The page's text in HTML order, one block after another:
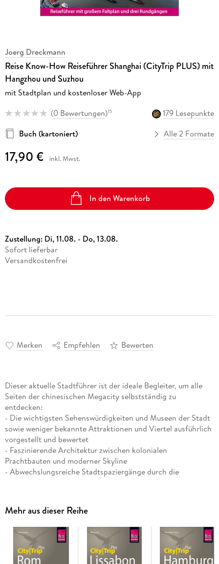
Joerg Dreckmann
Reise Know-How Reiseführer Shanghai (CityTrip PLUS) mit
Hangzhou und Suzhou
mit Stadtplan und kostenloser Web-App
(0 Bewertungen)15
179 Lesepunkte
Buch (kartoniert)
Alle 2 Formate
17,90 € inkl. Mwst.
In den Warenkorb
Zustellung: Di, 11.08. - Do, 13.08.
Sofort lieferbar
Versandkostenfrei
Merken Empfehlen Bewerten
Dieser aktuelle Stadtführer ist der ideale Begleiter, um alle
Seiten der chinesischen Megacity selbstständig zu
entdecken:
- Die wichtigsten Sehenswürdigkeiten und Museen der Stadt
sowie weniger bekannte Attraktionen und Viertel ausführlich
vorgestellt und bewertet
- Faszinierende Architektur zwischen kolonialen
Prachtbauten und moderner Skyline
- Abwechslungsreiche Stadtspaziergänge durch die
schönsten Shoppingmalls
- Die besten Lokale der Stadt und allerlei Wissenswertes über
die chinesischen Küchen
- Die pulsierende Klub- und Musikszene vom chinesischen
Theater bis zum angesagten Klub
Mehr aus dieser Reihe